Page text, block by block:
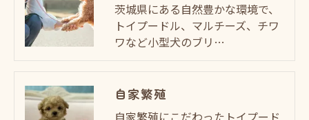
茨城県にある自然豊かな環境で、
トイプードル、マルチーズ、チワ
ワなど小型犬のブリ…
自家繁殖
自家繁殖にこだわったトイプード